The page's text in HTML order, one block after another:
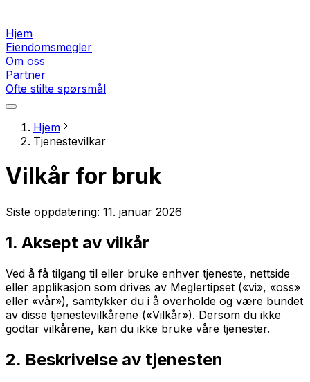
Hjem
Eiendomsmegler
Om oss
Partner
Ofte stilte spørsmål
Hjem
Tjenestevilkar
Vilkår for bruk
Siste oppdatering: 11. januar 2026
1. Aksept av vilkår
Ved å få tilgang til eller bruke enhver tjeneste, nettside
eller applikasjon som drives av Meglertipset («vi», «oss»
eller «vår»), samtykker du i å overholde og være bundet
av disse tjenestevilkårene («Vilkår»). Dersom du ikke
godtar vilkårene, kan du ikke bruke våre tjenester.
2. Beskrivelse av tjenesten